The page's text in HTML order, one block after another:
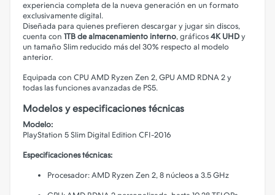
experiencia completa de la nueva generación en un formato
exclusivamente digital.
Diseñada para quienes prefieren descargar y jugar sin discos,
cuenta con 1TB de almacenamiento interno, gráficos 4K UHD y
un tamaño Slim reducido más del 30% respecto al modelo
anterior.
Equipada con CPU AMD Ryzen Zen 2, GPU AMD RDNA 2 y
todas las funciones avanzadas de PS5.
Modelos y especificaciones técnicas
Modelo:
PlayStation 5 Slim Digital Edition CFI-2016
Especificaciones técnicas:
Procesador: AMD Ryzen Zen 2, 8 núcleos a 3.5 GHz